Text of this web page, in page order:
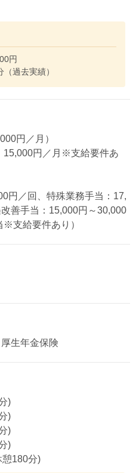
円
過去実績）
円／月）
15,000円／月※支給要件あ
円／回、特殊業務手当：17,
善手当：15,000円～30,000
支給要件あり）
生年金保険
)
)
)
)
憩180分)